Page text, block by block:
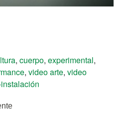
, cuerpo, experimental,
, video arte, video